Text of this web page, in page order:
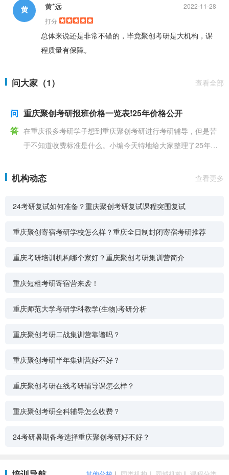
黄 2022-11-28
黄*远
打分
总体来说还是非常不错的，毕竟聚创考研是大机构，课
程质量有保障。
问大家（1） 查看全部
问 重庆聚创考研报班价格一览表!25年价格公开
答 在重庆很多考研学子想到重庆聚创考研进行考研辅导，但是苦
于不知道收费标准是什么。小编今天特地给大家整理了25年重
机构动态 查看更多
24考研复试如何准备？重庆聚创考研复试课程突围复试
重庆聚创寄宿考研学校怎么样？重庆全日制封闭寄宿考研推荐
重庆考研培训机构哪个家好？重庆聚创考研集训营简介
重庆短租考研寄宿营来袭！
重庆师范大学考研学科教学(生物)考研分析
重庆聚创考研二战集训营靠谱吗？
重庆聚创考研半年集训营好不好？
重庆聚创考研在线考研辅导课怎么样？
重庆聚创考研全科辅导怎么收费？
24考研暑期备考选择重庆聚创考研好不好？